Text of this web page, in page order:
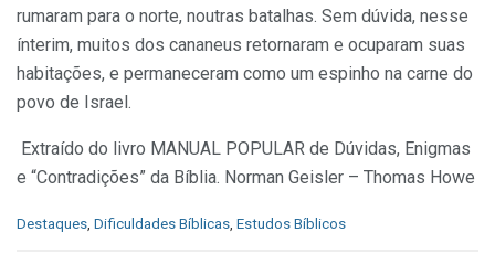
rumaram para o norte, noutras batalhas. Sem dúvida, nesse
ínterim, muitos dos cananeus retornaram e ocuparam suas
habitações, e permaneceram como um espinho na carne do
povo de Israel.
Extraído do livro MANUAL POPULAR de Dúvidas, Enigmas
e “Contradições” da Bíblia. Norman Geisler – Thomas Howe
C
Destaques, Dificuldades Bíblicas, Estudos Bíblicos